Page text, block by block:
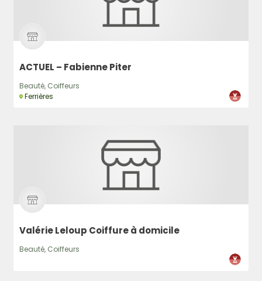
ACTUEL – Fabienne Piter
Beauté, Coiffeurs
Ferrières
Valérie Leloup Coiffure à domicile
Beauté, Coiffeurs